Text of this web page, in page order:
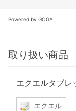
Powered by GOGA
取り扱い商品
エクエルタブレ
エクエル